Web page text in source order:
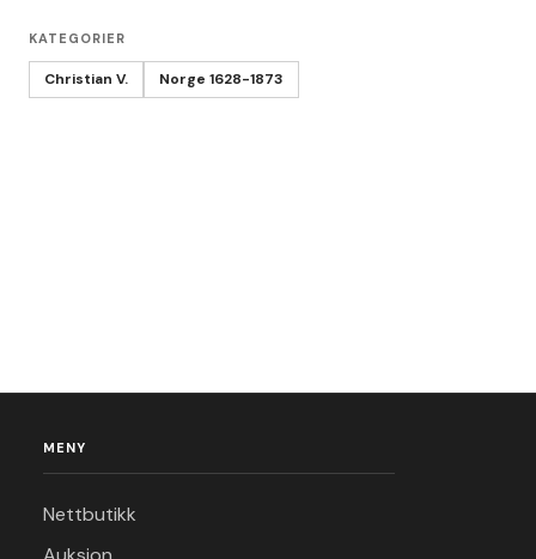
KATEGORIER
Christian V. Norge 1628-1873
MENY
Nettbutikk